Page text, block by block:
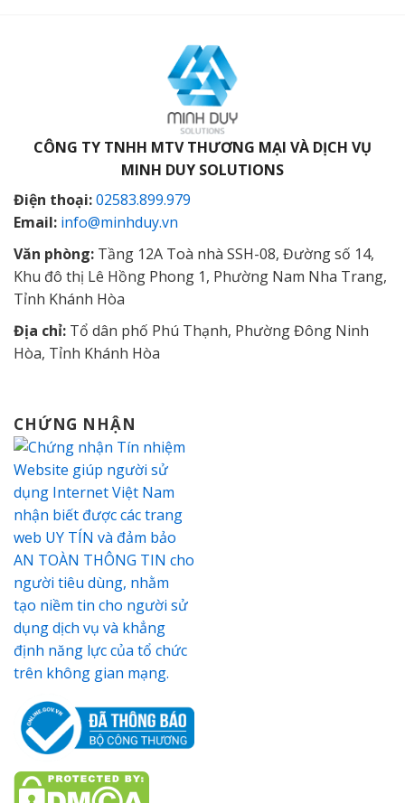
CÔNG TY TNHH MTV THƯƠNG MẠI VÀ DỊCH VỤ
MINH DUY SOLUTIONS
Điện thoại:02583.899.979
Email: info@minhduy.vn
Văn phòng: Tầng 12A Toà nhà SSH-08, Đường số 14,
Khu đô thị Lê Hồng Phong 1, Phường Nam Nha Trang,
Tỉnh Khánh Hòa
Địa chỉ: Tổ dân phố Phú Thạnh, Phường Đông Ninh
Hòa, Tỉnh Khánh Hòa
CHỨNG NHẬN